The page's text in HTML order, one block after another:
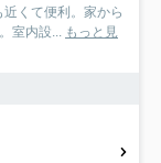
くて便利。家から
室内設... もっと見